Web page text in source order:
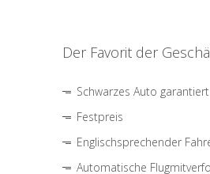
Der Favorit der
Schwarzes Auto garantiert
Festpreis
Englischsprechender
Automatische